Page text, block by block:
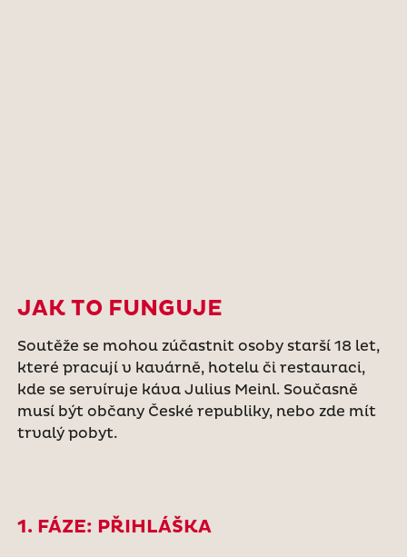
JAK TO FUNGUJE
Soutěže se mohou zúčastnit osoby starší 18 let,
které pracují v kavárně, hotelu či restauraci,
kde se servíruje káva Julius Meinl. Současně
musí být občany České republiky, nebo zde mít
trvalý pobyt.
1. FÁZE: PŘIHLÁŠKA